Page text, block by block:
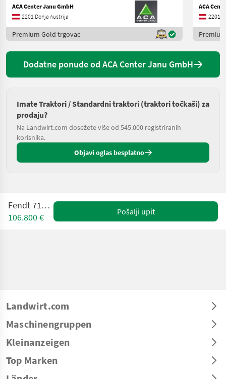
ACA Center Janu GmbH
2201 Donja Austrija
Premium Gold trgovac
ACA
2201
Dodatne ponude od ACA Center Janu GmbH
Imate Traktori / Standardni traktori (traktori točkaši) za
prodaju?
Na Landwirt.com dosežete više od 545.000 registriranih
korisnika.
Objavi oglas besplatno
Fendt 718 Vario
106.800 €
Pošalji upit
Landwirt.com
Maschinengruppen
Kleinanzeigen
Top Marken